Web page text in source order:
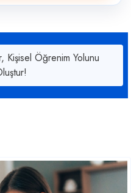
Kişisel Öğrenim Yolunu